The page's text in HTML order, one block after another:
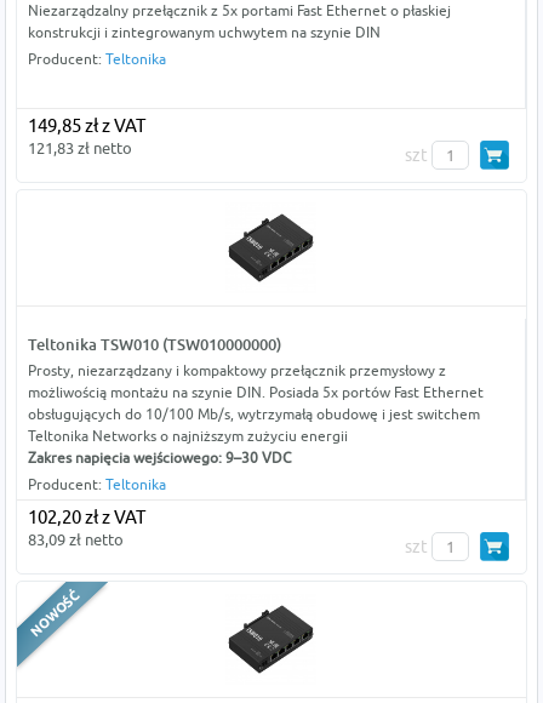
Niezarządzalny przełącznik z 5x portami Fast Ethernet o płaskiej
konstrukcji i zintegrowanym uchwytem na szynie DIN
Producent: Teltonika
149,85 zł z VAT
121,83 zł netto szt
Teltonika TSW010 (TSW010000000)
Prosty, niezarządzany i kompaktowy przełącznik przemysłowy z
możliwością montażu na szynie DIN. Posiada 5x portów Fast Ethernet
obsługujących do 10/100 Mb/s, wytrzymałą obudowę i jest switchem
Teltonika Networks o najniższym zużyciu energii
Zakres napięcia wejściowego: 9–30 VDC
Producent: Teltonika
102,20 zł z VAT
83,09 zł netto szt